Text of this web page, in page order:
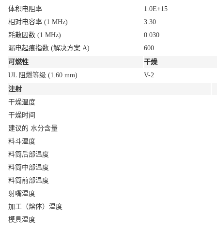
体积电阻率
1.0E+15
相对电容率 (1 MHz)
3.30
耗散因数 (1 MHz)
0.030
漏电起痕指数 (解决方案 A)
600
可燃性
干燥
UL 阻燃等级 (1.60 mm)
V-2
注射
干燥温度
干燥时间
建议的 水分含量
料斗温度
料筒后部温度
料筒中部温度
料筒前部温度
射嘴温度
加工（熔体）温度
模具温度